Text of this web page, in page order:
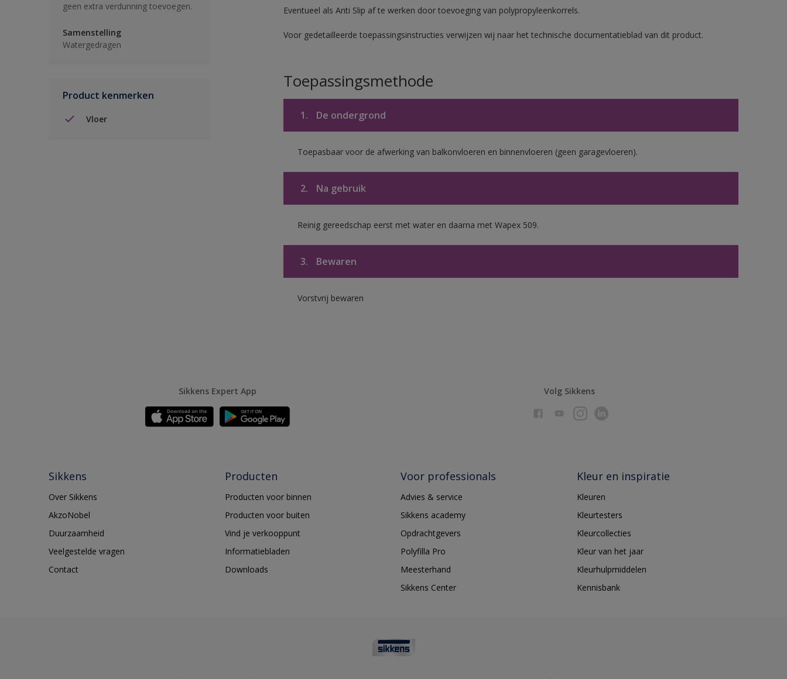
geen extra verdunning toevoegen.
Samenstelling
Watergedragen
Product kenmerken
Vloer
Eventueel als Anti Slip af te werken door toevoeging van polypropyleenkorrels.
Voor gedetailleerde toepassingsinstructies verwijzen wij naar het technische documentatieblad van dit product.
Toepassingsmethode
1. De ondergrond
Toepasbaar voor de afwerking van balkonvloeren en binnenvloeren (geen garagevloeren).
2. Na gebruik
Reinig gereedschap eerst met water en daarna met Wapex 509.
3. Bewaren
Vorstvrij bewaren
Sikkens Expert App Volg Sikkens
Sikkens
Over Sikkens
AkzoNobel
Duurzaamheid
Veelgestelde vragen
Contact
Producten
Producten voor binnen
Producten voor buiten
Vind je verkooppunt
Informatiebladen
Downloads
Voor professionals
Advies & service
Sikkens academy
Opdrachtgevers
Polyfilla Pro
Meesterhand
Sikkens Center
Kleur en inspiratie
Kleuren
Kleurtesters
Kleurcollecties
Kleur van het jaar
Kleurhulpmiddelen
Kennisbank